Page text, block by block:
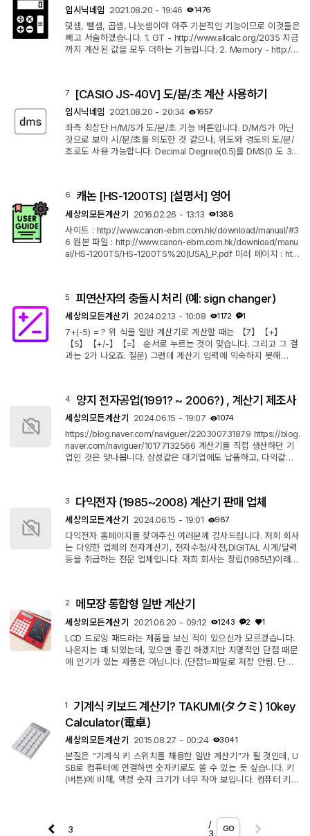
임시닉네임 2021.08.20 - 19:46 1476
덧셈, 뺄셈, 곱셈, 나눗셈이야 아주 기본적인 기능이므로 이것들은
빼고 서술하겠습니다. 1. GT - http://www.allcalc.org/2035 지금
까지 계산된 값을 모두 더하는 기능입니다. 2. Memory - http://
렉터 - http://www.allcalc.org/4916 올림/반올림/버림, 끝 자릿수
설정이 가능합니다. 5. 제곱근 누르고 시간이 약간 걸리는 것을 보
7 [CASIO JS-40V] 도/분/초 계산 사용하기
임시닉네임 2021.08.20 - 20:34 1657
좌측 최상단 H/M/S가 도/분/초 기능 버튼입니다. D/M/S가 아닌
것으로 보아 시/분/초를 의도한 것 같으나, 위도와 경도의 도/분/
초로도 사용 가능합니다. Decimal Degree(0.5)를 DMS(0 도 30
예제 1. 1 시간 13 분 50 초는 몇 시간인가? [1] [H/M/S] [13] [H/
M/S] [50] [H/M/S] [H/M/S] - 약 1.23 시간 2. 37.57042 N 126.
9778 E를 DMS 형식으로 ...
6 캐논 [HS-1200TS] [설명서] 영어
세상의모든계산기 2016.02.26 - 13:13 1388
사이트 : http://www.canon-ebm.com.hk/download/manual/#3
6 원본 파일 : http://www.canon-ebm.com.hk/download/manu
al/HS-1200TS/HS-1200TS%20(USA)_P.pdf 미러 페이지 : http
5 피연산자의 충돌시 처리 (예: sign changer)
세상의모든계산기 2024.02.13 - 10:08 1172 1
7+(-5) = ? 위 식을 일반 계산기로 계산할 때는 【7】【+】
【5】【+/-】【=】 순서로 누르는 것이 맞습니다. 그리고 그 결
과는 2가 나오죠. 질문) 그런데 계산기 입력에 익숙하지 못해
-2 이런 차이가 발생한 것은 operator 에게 필요한 oprerand가
바로 나오지 않고 다른 operator가 등장했기 때문인데요. 이러한
4 양지 전자공업(1991? ~ 2006?) , 계산기 제조사
세상의모든계산기 2024.06.15 - 19:07 1074
https://blog.naver.com/naviguer/220300731879 https://blog.
naver.com/naviguer/10177132566 계산기를 직접 생산하던 기
업인 것은 맞나봅니다. 삼성같은 대기업에도 납품하고, 다익같은
서 배웠다면 배웠을 수도 있고, 아니면 슬쩍 가져다 썼을 수도 있
고... 그런 생각이 드네요. 폐업 정보도 없는 것을 보면 세기말도 못
3 다익전자 (1985~2008) 계산기 판매 업체
세상의모든계산기 2024.06.15 - 19:01 987
다익전자 홈페이지를 찾아주신 여러분께 감사드립니다. 저희 회사
는 다양한 업체의 전자계산기, 전자수첩/사전,DIGITAL 시계/달력
등을 취급하는 전문 업체입니다. 저희 회사는 창립(1985년)이래
으며, 작은 물건 하나라도 성심 성의껏 정성을 다해 상담에서 배
송까지 책임을 다하겠습니다. 최고품질의 제품을 구비하고 있으니
검토해 보시고 문...
2 메모장 통합형 일반 계산기
세상의모든계산기 2021.06.20 - 09:12 1243 2 1
LCD 드로잉 패드라는 제품을 보신 적이 있으신가 모르겠습니다.
나온지는 꽤 되었는데, 있으면 좋긴 하겠지만 치명적인 단점 때문
에 인기가 있는 제품은 아닙니다. (단점1=파일로 저장 안됨. 단점2
까 크게 필요는 없긴 한데... 그래도 있으면 좋나?) 가격은 알리 직
구 기준으로 10
초반정도로 보 이고비싼게
20
1
기계식 키보드 계산기? TAKUMI(タクミ) 10key
Calculator(電卓)
세상의모든계산기 2015.08.27 - 00:24 3041
본질은 "기계식 키 스위치를 채용한 일반 계산기"가 될 것인데, U
SB로 컴퓨터에 연결하면 숫자키로도 쓸 수 있는 듯 싶습니다. 키
(버튼)에 비해, 액정 숫자 크기가 너무 작아 보입니다. 컴퓨터 키보
07/ 여기서 3990엔에 판매되고 있는데, 단종되었을 것 같기도 하
고... : 링크 죽었네요. 위 동영상은 원래의 XM(Simply ALPS) Cre
/
3
GO